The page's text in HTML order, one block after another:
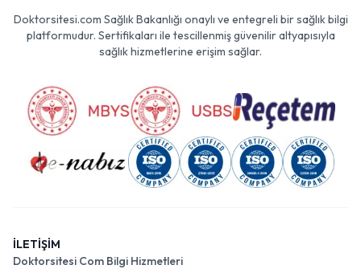
Doktorsitesi.com Sağlık Bakanlığı onaylı ve entegreli bir sağlık bilgi
platformudur. Sertifikaları ile tescillenmiş güvenilir altyapısıyla
sağlık hizmetlerine erişim sağlar.
İLETİŞİM
Doktorsitesi Com Bilgi Hizmetleri